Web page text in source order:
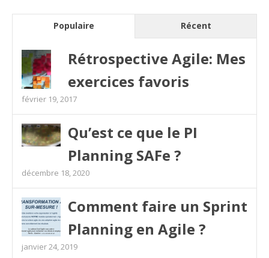
Populaire Récent
Rétrospective Agile: Mes
exercices favoris
février 19, 2017
Qu’est ce que le PI
Planning SAFe ?
décembre 18, 2020
Comment faire un Sprint
Planning en Agile ?
janvier 24, 2019